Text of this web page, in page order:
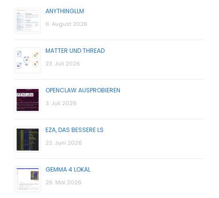
ANYTHINGLLM
6. August 2026
MATTER UND THREAD
23. Juli 2026
OPENCLAW AUSPROBIEREN
3. Juli 2026
EZA, DAS BESSERE LS
23. Juni 2026
GEMMA 4 LOKAL
26. Mai 2026